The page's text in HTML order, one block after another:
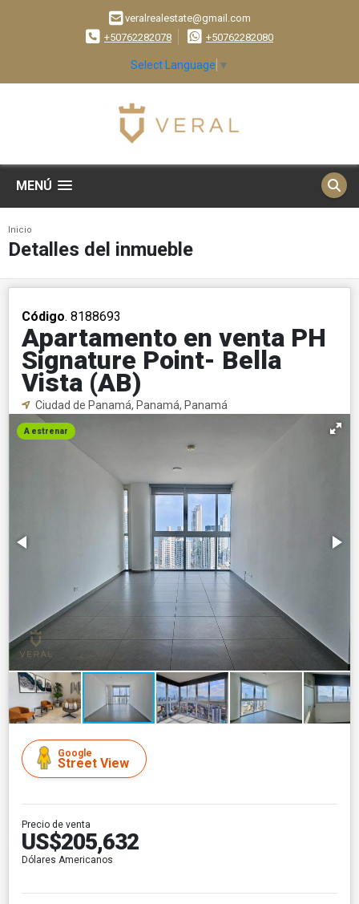
veralrealestate@gmail.com
+50762282078
+50762282080
Select Language ▼
MENÚ
Inicio
Detalles del inmueble
Código. 8188693
Apartamento en venta PH
Signature Point- Bella
Vista (AB)
Ciudad de Panamá, Panamá, Panamá
A estrenar
Google
Street View
Precio de venta
US$205,632
Dólares Americanos